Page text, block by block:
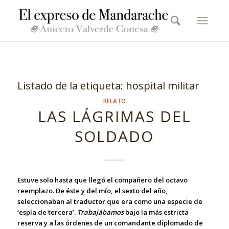
Listado de la etiqueta: hospital militar
RELATO
LAS LÁGRIMAS DEL
SOLDADO
Estuve solo hasta que llegó el compañero del octavo
reemplazo. De éste y del mío, el sexto del año,
seleccionaban al traductor que era como una especie de
‘espía de tercera’. Trabajábamosbajo la más estricta
reserva y a las órdenes de un comandante diplomado de